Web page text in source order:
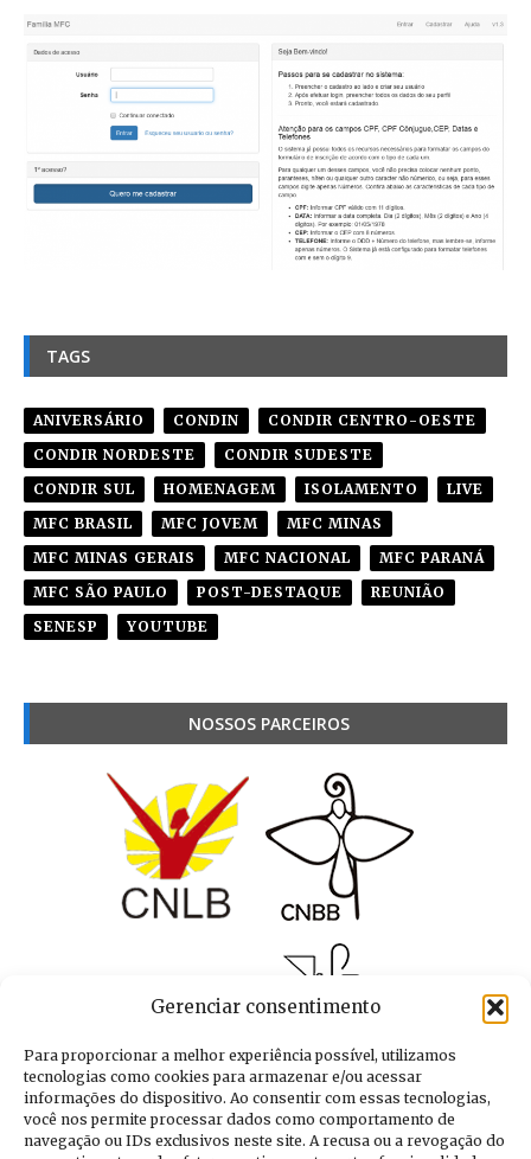
Gerenciar consentimento
Para proporcionar a melhor experiência possível, utilizamos
tecnologias como cookies para armazenar e/ou acessar
informações do dispositivo. Ao consentir com essas tecnologias,
você nos permite processar dados como comportamento de
navegação ou IDs exclusivos neste site. A recusa ou a revogação do
TAGS
ANIVERSÁRIO CONDIN
CONDIR CENTRO-OESTE
CONDIR NORDESTE
CONDIR SUDESTE
CONDIR SUL
HOMENAGEM ISOLAMENTO
LIVE
MFC BRASIL
MFC JOVEM
MFC MINAS
MFC MINAS GERAIS
MFC NACIONAL
MFC PARANÁ
MFC SÃO PAULO
POST-DESTAQUE
REUNIÃO
SENESP
YOUTUBE
NOSSOS PARCEIROS